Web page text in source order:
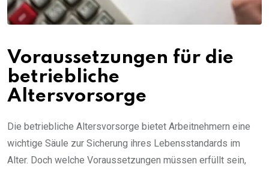
Voraussetzungen für die
betriebliche
Altersvorsorge
Die betriebliche Altersvorsorge bietet Arbeitnehmern eine
wichtige Säule zur Sicherung ihres Lebensstandards im
Alter. Doch welche Voraussetzungen müssen erfüllt sein,